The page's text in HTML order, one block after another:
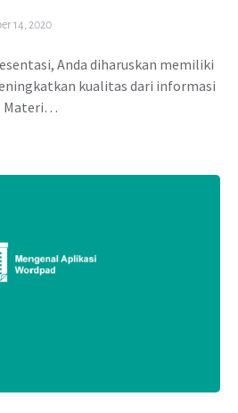
14, 2020
Anda diharuskan memiliki
kualitas dari informasi
Materi…